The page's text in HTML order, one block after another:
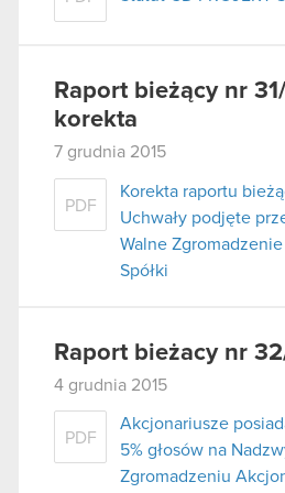
Raport bieżący nr
korekta
7 grudnia 2015
PDF
Korekta raportu
Uchwały podjęte
Walne
Spółki
Raport bieżacy nr
4 grudnia 2015
PDF
Akcjonariusze
5% głosów na
Zgromadzeniu